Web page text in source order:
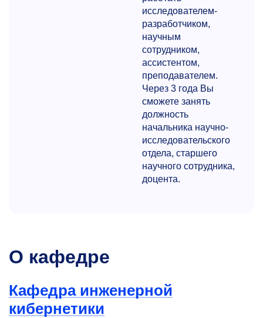
исследователем-
разработчиком,
научным
сотрудником,
ассистентом,
преподавателем.
Через 3 года Вы
сможете занять
должность
начальника научно-
исследовательского
отдела, старшего
научного сотрудника,
доцента.
О кафедре
Кафедра инженерной
кибернетики